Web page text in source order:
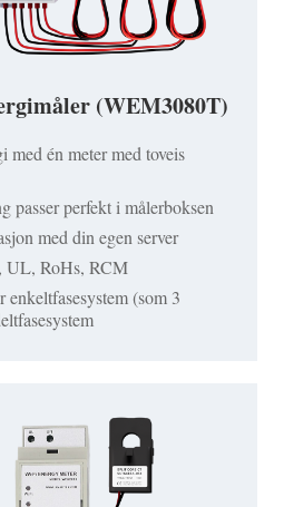
(WEM3080T)
med én meter med toveis
passer perfekt i målerboksen
med din egen server
UL, RoHs, RCM
enkeltfasesystem (som 3